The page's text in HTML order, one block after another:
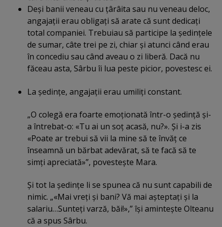
Deşi banii veneau cu ţârâita sau nu veneau deloc,
angajaţii erau obligaţi să arate că sunt dedicaţi
total companiei. Trebuiau să participe la şedinţele
de sumar, câte trei pe zi, chiar şi atunci când erau
în concediu sau când aveau o zi liberă. Dacă nu
făceau asta, Sârbu îi lua peste picior, povestesc ei.
La şedinţe, angajaţii erau umiliţi constant.
„O colegă era foarte emoţionată într-o şedinţă şi-
a întrebat-o: «Tu ai un soţ acasă, nu?». Şi i-a zis
«Poate ar trebui să vii la mine să te învăţ ce
înseamnă un bărbat adevărat, să te facă să te
simţi apreciată»”, povesteşte Mara.
Şi tot la şedinţe li se spunea că nu sunt capabili de
nimic. „«Mai vreţi şi bani? Vă mai aşteptaţi şi la
salariu…Sunteţi varză, băi!»,” îşi aminteşte Olteanu
că a spus Sârbu.